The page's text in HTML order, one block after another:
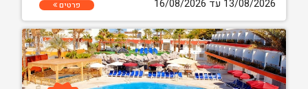
13/08/2026 עד 16/08/2026
פרטים